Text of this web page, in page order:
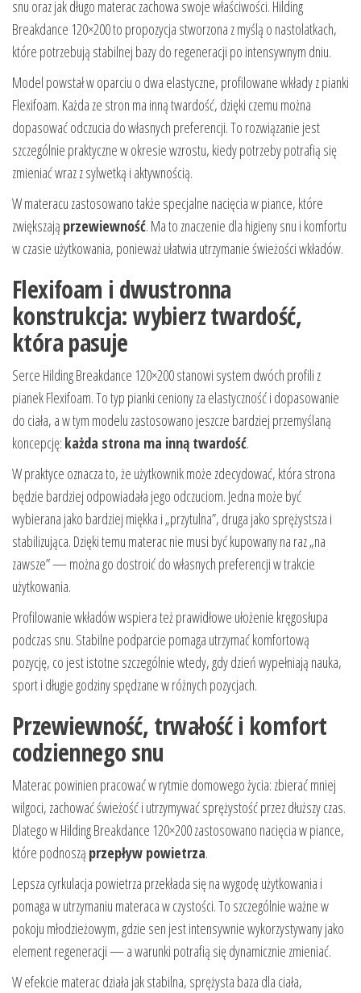
snu oraz jak długo materac zachowa swoje właściwości. Hilding
Breakdance 120×200 to propozycja stworzona z myślą o nastolatkach,
które potrzebują stabilnej bazy do regeneracji po intensywnym dniu.
Model powstał w oparciu o dwa elastyczne, profilowane wkłady z pianki
Flexifoam. Każda ze stron ma inną twardość, dzięki czemu można
dopasować odczucia do własnych preferencji. To rozwiązanie jest
szczególnie praktyczne w okresie wzrostu, kiedy potrzeby potrafią się
zmieniać wraz z sylwetką i aktywnością.
W materacu zastosowano także specjalne nacięcia w piance, które
zwiększają przewiewność. Ma to znaczenie dla higieny snu i komfortu
w czasie użytkowania, ponieważ ułatwia utrzymanie świeżości wkładów.
Flexifoam i dwustronna
konstrukcja: wybierz twardość,
która pasuje
Serce Hilding Breakdance 120×200 stanowi system dwóch profili z
pianek Flexifoam. To typ pianki ceniony za elastyczność i dopasowanie
do ciała, a w tym modelu zastosowano jeszcze bardziej przemyślaną
koncepcję: każda strona ma inną twardość.
W praktyce oznacza to, że użytkownik może zdecydować, która strona
będzie bardziej odpowiadała jego odczuciom. Jedna może być
wybierana jako bardziej miękka i „przytulna”, druga jako sprężystsza i
stabilizująca. Dzięki temu materac nie musi być kupowany na raz „na
zawsze” — można go dostroić do własnych preferencji w trakcie
użytkowania.
Profilowanie wkładów wspiera też prawidłowe ułożenie kręgosłupa
podczas snu. Stabilne podparcie pomaga utrzymać komfortową
pozycję, co jest istotne szczególnie wtedy, gdy dzień wypełniają nauka,
sport i długie godziny spędzane w różnych pozycjach.
Przewiewność, trwałość i komfort
codziennego snu
Materac powinien pracować w rytmie domowego życia: zbierać mniej
wilgoci, zachować świeżość i utrzymywać sprężystość przez dłuższy czas.
Dlatego w Hilding Breakdance 120×200 zastosowano nacięcia w piance,
które podnoszą przepływ powietrza.
Lepsza cyrkulacja powietrza przekłada się na wygodę użytkowania i
pomaga w utrzymaniu materaca w czystości. To szczególnie ważne w
pokoju młodzieżowym, gdzie sen jest intensywnie wykorzystywany jako
element regeneracji — a warunki potrafią się dynamicznie zmieniać.
W efekcie materac działa jak stabilna, sprężysta baza dla ciała,